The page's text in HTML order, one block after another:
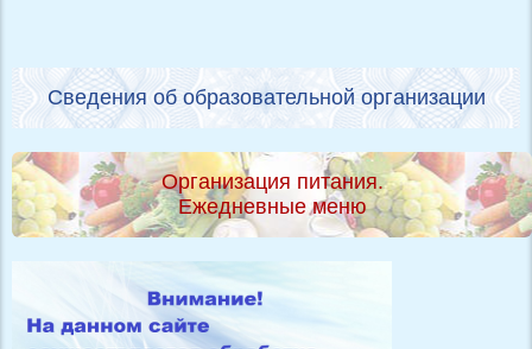
Сведения об образовательной организации
Организация питания.
Ежедневные меню